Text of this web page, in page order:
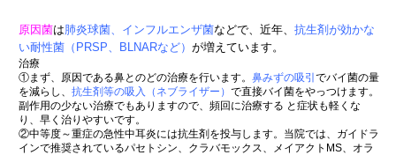
原因菌は肺炎球菌、インフルエンザ菌などで、近年、 抗生剤が効かな
い耐性菌（PRSP、BLNARなど） が増えています。
治療
①まず、原因である鼻とのどの治療を行います。 鼻みずの吸引 でバイ菌の量
を減らし、 抗生剤等の吸入 （ネブライザー） で直接バイ菌をやっつけます。
副作用の少ない治療でもありますので、頻回に治療する と症状も軽くな
り、早く治りやすいです。
②中等度～重症の急性中耳炎には抗生剤を投与します。当院では、ガイドラ
インで推奨されているパセトシン、クラバモックス、メイアクトMS、オラ